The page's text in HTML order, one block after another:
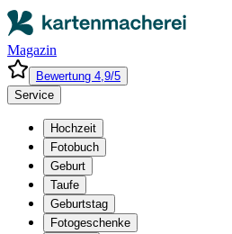
Magazin
Bewertung 4,9/5
Service
Hochzeit
Fotobuch
Geburt
Taufe
Geburtstag
Fotogeschenke